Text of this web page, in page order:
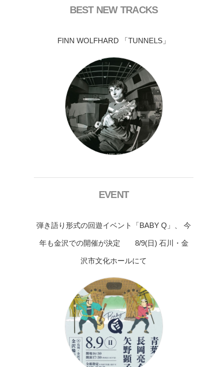
BEST NEW TRACKS
FINN WOLFHARD 「TUNNELS」
EVENT
弾き語り形式の回遊イベント「BABY Q」、 今
年も金沢での開催が決定 8/9(日) 石川・金
沢市文化ホールにて